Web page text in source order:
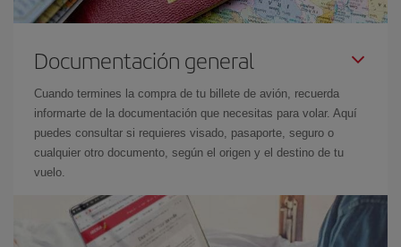
Documentación general
Cuando termines la compra de tu billete de avión, recuerda
informarte de la documentación que necesitas para volar. Aquí
puedes consultar si requieres visado, pasaporte, seguro o
cualquier otro documento, según el origen y el destino de tu
vuelo.